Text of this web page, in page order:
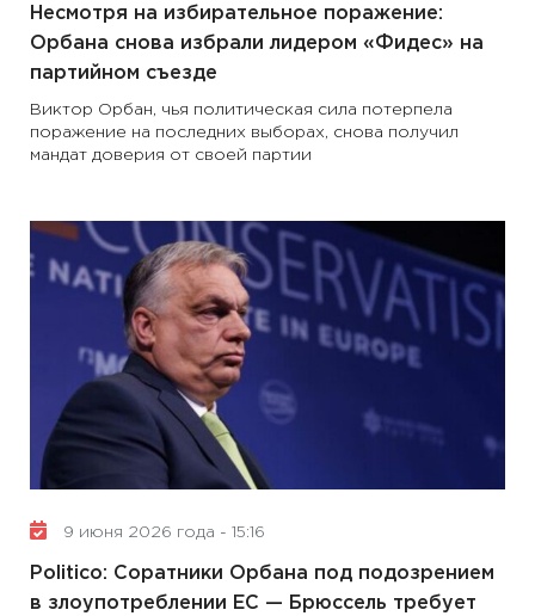
Несмотря на избирательное поражение:
Орбана снова избрали лидером «Фидес» на
партийном съезде
Виктор Орбан, чья политическая сила потерпела
поражение на последних выборах, снова получил
мандат доверия от своей партии
9 июня 2026 года - 15:16
Politico: Соратники Орбана под подозрением
в злоупотреблении ЕС — Брюссель требует